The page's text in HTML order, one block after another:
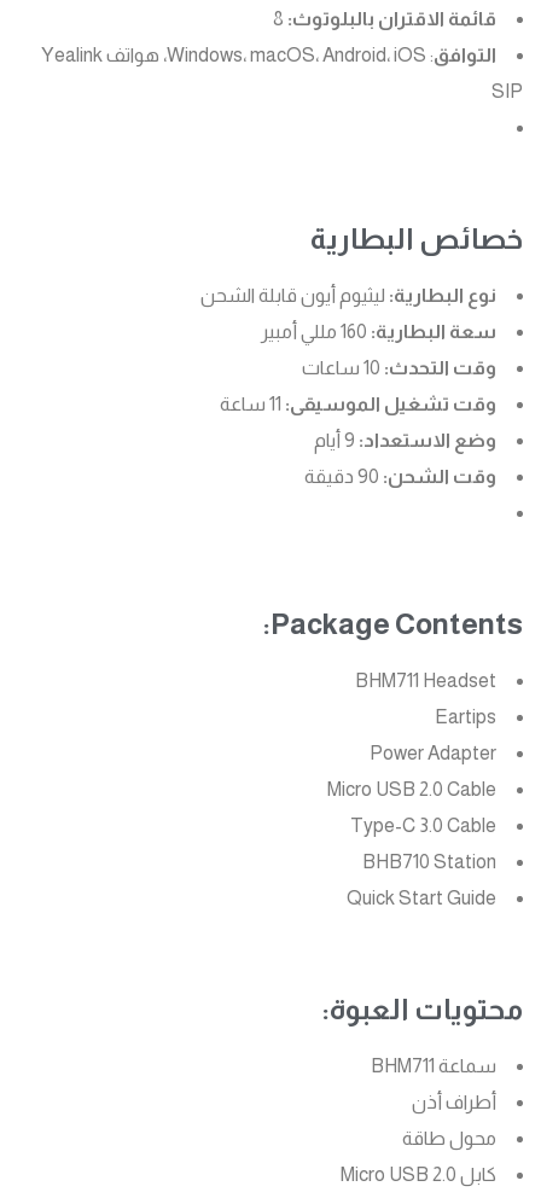
قائمة الاقتران بالبلوتوث: 8
التوافق
: Windows، macOS، Android، iOS، هواتف Yealink
SIP
خصائص البطارية
نوع البطارية: ليثيوم أيون قابلة الشحن
سعة البطارية: 160 مللي أمبير
وقت التحدث: 10 ساعات
وقت تشغيل الموسيقى: 11 ساعة
وضع الاستعداد: 9 أيام
وقت الشحن: 90 دقيقة
Package Contents:
BHM711 Headset
Eartips
Power Adapter
Micro USB 2.0 Cable
Type-C 3.0 Cable
BHB710 Station
Quick Start Guide
محتويات العبوة:
سماعة BHM711
أطراف أذن
محول طاقة
كابل Micro USB 2.0